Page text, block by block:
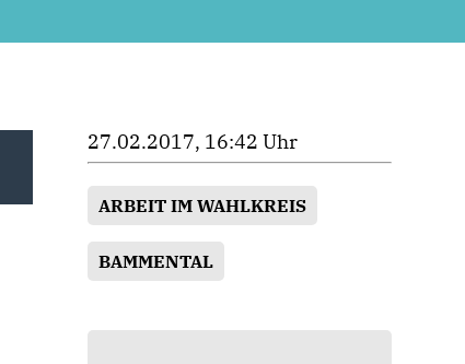
27.02.2017, 16:42 Uhr
ARBEIT IM WAHLKREIS
BAMMENTAL